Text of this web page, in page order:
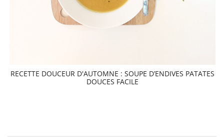
RECETTE DOUCEUR D'AUTOMNE : SOUPE D’ENDIVES PATATES
DOUCES FACILE